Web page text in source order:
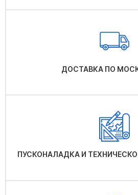
ДОСТАВКА ПО
ПУСКОНАЛАДКА И